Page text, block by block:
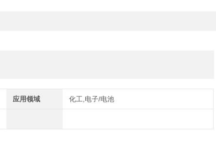
应用领域 化工,电子/电池